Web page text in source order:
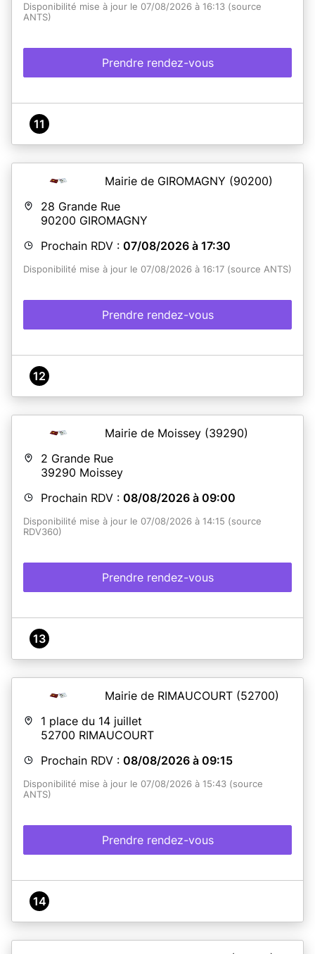
Disponibilité mise à jour le 07/08/2026 à 16:13 (source
ANTS)
Prendre rendez-vous
11
Mairie de GIROMAGNY (90200)
28 Grande Rue
90200 GIROMAGNY
Prochain RDV : 07/08/2026 à 17:30
Disponibilité mise à jour le 07/08/2026 à 16:17 (source ANTS)
Prendre rendez-vous
12
Mairie de Moissey (39290)
2 Grande Rue
39290 Moissey
Prochain RDV : 08/08/2026 à 09:00
Disponibilité mise à jour le 07/08/2026 à 14:15 (source
RDV360)
Prendre rendez-vous
13
Mairie de RIMAUCOURT (52700)
1 place du 14 juillet
52700 RIMAUCOURT
Prochain RDV : 08/08/2026 à 09:15
Disponibilité mise à jour le 07/08/2026 à 15:43 (source
ANTS)
Prendre rendez-vous
14